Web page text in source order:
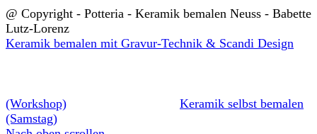
@ Copyright - Potteria - Keramik bemalen Neuss - Babette
Lutz-Lorenz
Keramik bemalen mit Gravur-Technik & Scandi Design
(Workshop)
Keramik selbst bemalen
(Samstag)